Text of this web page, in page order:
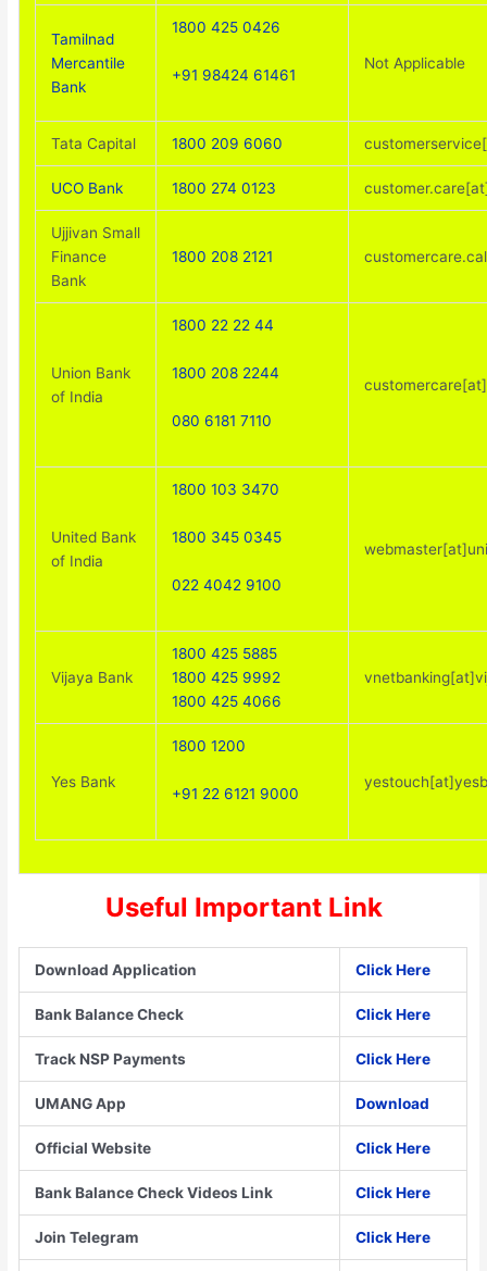
Tamilnad
Mercantile
Bank
1800 425 0426
+91 98424 61461
Not Applicable
Tata Capital 1800 209 6060
UCO Bank 1800 274 0123
Ujjivan Small
Finance
Bank
1800 208 2121
Union Bank
of India
1800 22 22 44
1800 208 2244
080 6181 7110
United Bank
of India
1800 103 3470
1800 345 0345
022 4042 9100
Vijaya Bank
1800 425 5885
1800 425 9992
1800 425 4066
Yes Bank
1800 1200
+91 22 6121 9000
Useful Important Link
Download Application Click Here
Bank Balance Check Click Here
Track NSP Payments Click Here
UMANG App Download
Official Website Click Here
Bank Balance Check Videos Link Click Here
Join Telegram Click Here